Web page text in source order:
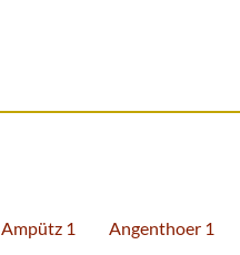
Ampütz 1 Angenthoer 1